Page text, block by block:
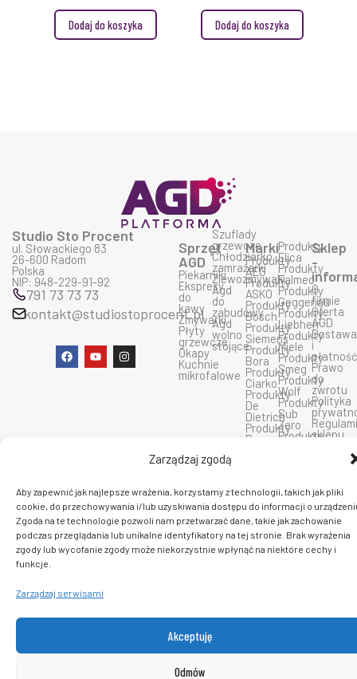
Zarządzaj zgodą
Aby zapewnić jak najlepsze wrażenia, korzystamy z technologii, takich jak pliki
cookie, do przechowywania i/lub uzyskiwania dostępu do informacji o
Zgoda na te technologie pozwoli nam przetwarzać dane, takie jak zachowanie
podczas przeglądania lub unikalne identyfikatory na tej stronie. Brak wyrażenia
zgody lub wycofanie zgody może niekorzystnie wpłynąć na niektóre cechy i
funkcje.
Zarządzaj serwisami
Akceptuję
Odmów
SZCZELINOWYM I
FILTREM
Dodaj do koszyka
STAL INOX
STEROWANIE Z
Dodaj do koszyka
Studio Sto Procent
ul. Słowackiego 83
26-600 Radom
Polska
NIP: 948-229-91-92
791 73 73 73
kontakt@studiostoprocent.pl
F
a
c
Y
o
u
I
n
s
Sprzęt
AGD
Piekarniki
Ekspresy
do
kawy
Zmywarki
Płyty
grzewcze
Okapy
Kuchnie
mikrofalowe
Szuflady
grzewcze
Chłodziarko
zamrażarki
Zlewozmywaki
Agd
do
zabudowy
Agd
wolno
stojące
Marki
Produkty
AEG
Produkty
ASKO
Produkty
Bosch
Produkty
Siemens
Produkty
Bora
Produkty
Ciarko
Produkty
De
Dietrich
Produkty
Dunavox
Produkty
Elica
Produkty
Falmec
Produkty
Geggenau
Produkty
Liebherr
Produkty
Miele
Produkty
Smeg
Produkty
Wolf
Produkty
Sub
Zero
Produkty
Sklep
-
O
firmie
Oferta
AGD
Dostawa
i
Prawo
do
zwrotu
Polityka
sklepu
C 2026 PlatformaAGD. Wszelkie prawa zastrzeżone.